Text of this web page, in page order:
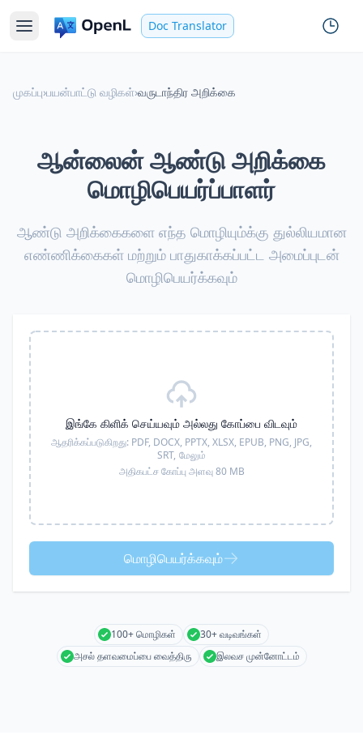
Doc Translator
முகப்பு›பயன்பாட்டு வழிகள்›வருடாந்திர அறிக்கை
ஆன்லைன் ஆண்டு அறிக்கை
மொழிபெயர்ப்பாளர்
ஆண்டு அறிக்கைகளை எந்த மொழியும்க்கு துல்லியமான
எண்ணிக்கைகள் மற்றும் பாதுகாக்கப்பட்ட அமைப்புடன்
மொழிபெயர்க்கவும்
இங்கே கிளிக் செய்யவும் அல்லது கோப்பை விடவும்
ஆதரிக்கப்படுகிறது: PDF, DOCX, PPTX, XLSX, EPUB, PNG, JPG,
SRT, மேலும்
அதிகபட்ச கோப்பு அளவு 80 MB
மொழிபெயர்க்கவும்
100+ மொழிகள்
30+ வடிவங்கள்
அசல் தளவமைப்பை வைத்திரு
இலவச முன்னோட்டம்